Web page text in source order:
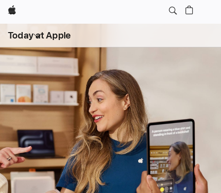
Apple
Today at Apple
menú